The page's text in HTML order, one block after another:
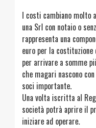
I costi cambiano molto
una Srl con notaio o
rappresenta una
euro per la
per arrivare a somme
che magari nascono
soci importante.
Una volta iscritta al
società potrà aprire il
iniziare ad operare.